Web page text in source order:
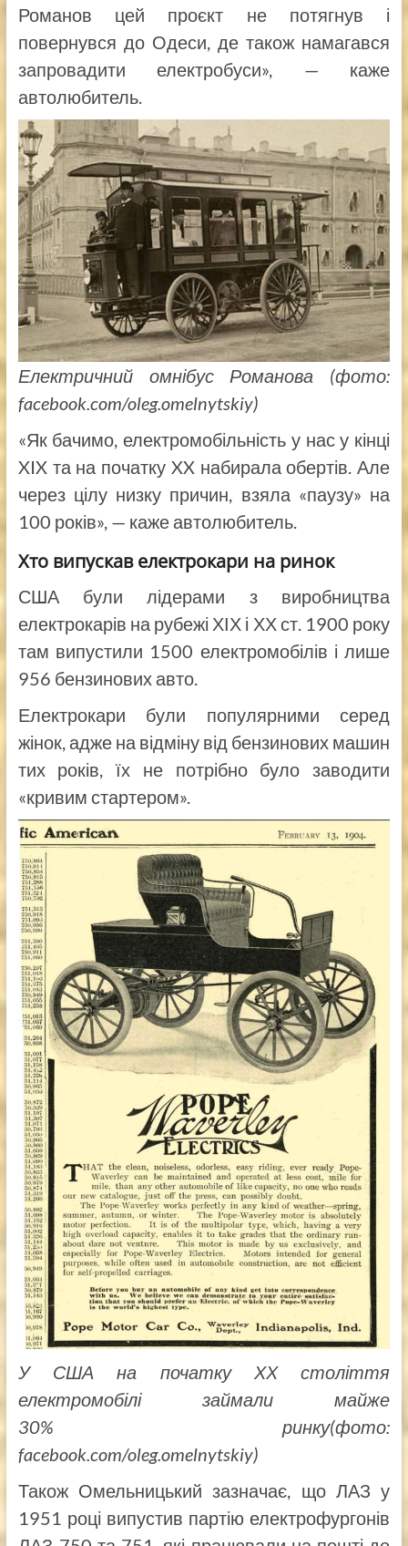
Романов цей проєкт не потягнув і
повернувся до Одеси, де також намагався
запровадити електробуси», — каже
автолюбитель.
Електричний омнібус Романова (фото:
facebook.com/oleg.omelnytskiy)
«Як бачимо, електромобільність у нас у кінці
XIX та на початку XX набирала обертів. Але
через цілу низку причин, взяла «паузу» на
100 років», — каже автолюбитель.
Хто випускав електрокари на ринок
США були лідерами з виробництва
електрокарів на рубежі ХІХ і ХХ ст. 1900 року
там випустили 1500 електромобілів і лише
956 бензинових авто.
Електрокари були популярними серед
жінок, адже на відміну від бензинових машин
тих років, їх не потрібно було заводити
«кривим стартером».
У США на початку ХХ століття
електромобілі займали майже
30%
ринку(фото:
facebook.com/oleg.omelnytskiy)
Також Омельницький зазначає, що ЛАЗ у
1951 році випустив партію електрофургонів